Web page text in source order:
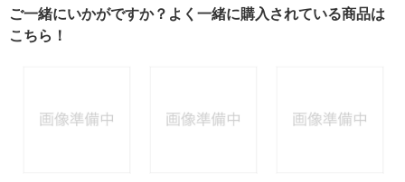
ご一緒にいかがですか？よく一緒に購入されている商品は
こちら！